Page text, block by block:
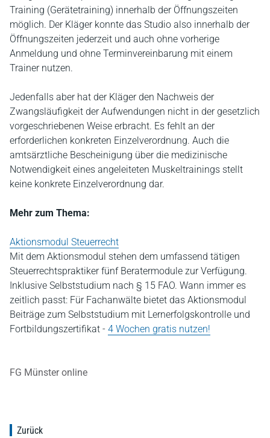
Training (Gerätetraining) innerhalb der Öffnungszeiten
möglich. Der Kläger konnte das Studio also innerhalb der
Öffnungszeiten jederzeit und auch ohne vorherige
Anmeldung und ohne Terminvereinbarung mit einem
Trainer nutzen.
Jedenfalls aber hat der Kläger den Nachweis der
Zwangsläufigkeit der Aufwendungen nicht in der gesetzlich
vorgeschriebenen Weise erbracht. Es fehlt an der
erforderlichen konkreten Einzelverordnung. Auch die
amtsärztliche Bescheinigung über die medizinische
Notwendigkeit eines angeleiteten Muskeltrainings stellt
keine konkrete Einzelverordnung dar.
Mehr zum Thema:
Aktionsmodul Steuerrecht
Mit dem Aktionsmodul stehen dem umfassend tätigen
Steuerrechtspraktiker fünf Beratermodule zur Verfügung.
Inklusive Selbststudium nach § 15 FAO. Wann immer es
zeitlich passt: Für Fachanwälte bietet das Aktionsmodul
Beiträge zum Selbststudium mit Lernerfolgskontrolle und
Fortbildungszertifikat - 4 Wochen gratis nutzen!
FG Münster online
Zurück